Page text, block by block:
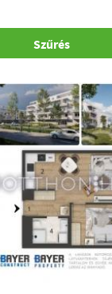
Szűrés